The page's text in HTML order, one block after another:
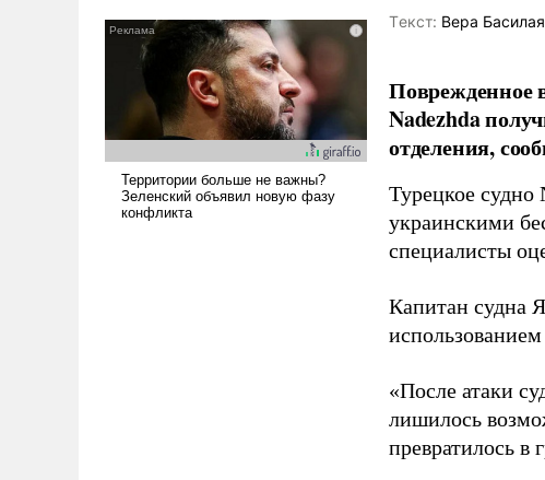
и ее реализация радикально
поднимет наши боевые
возможности.
Tекст: Вера Басилая
Поврежденное
Nadezhda
отделения,
Турецкое судно
украинскими
специалисты
Капитан судна
«После атаки
лишилось
превратилось в